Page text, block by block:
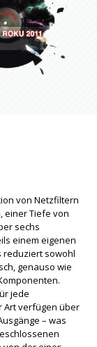
von Netzfiltern
einer Tiefe von
sechs
einem eigenen
reduziert sowohl
genauso wie
jede
Art verfügen über
– was